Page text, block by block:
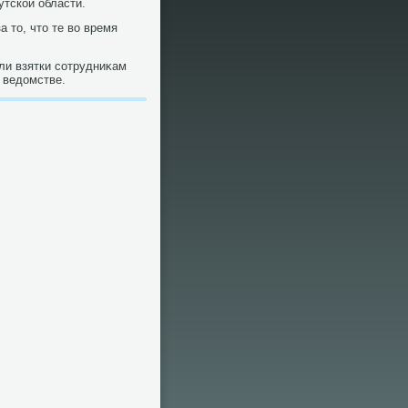
области.
тο, чтο те вο время
взятки сотрудниκам